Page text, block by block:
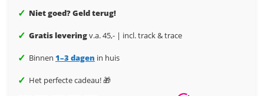
✓ Niet goed? Geld terug!
✓ Gratis leveringv.a. 45,- | incl. track & trace
✓ Binnen 1–3 dagen in huis
✓ Het perfecte cadeau! 🎁